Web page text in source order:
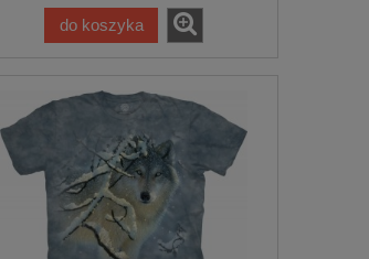
do koszyka